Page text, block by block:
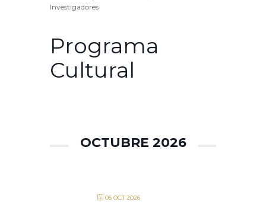
Investigadores
Programa
Cultural
OCTUBRE 2026
06 OCT 2026